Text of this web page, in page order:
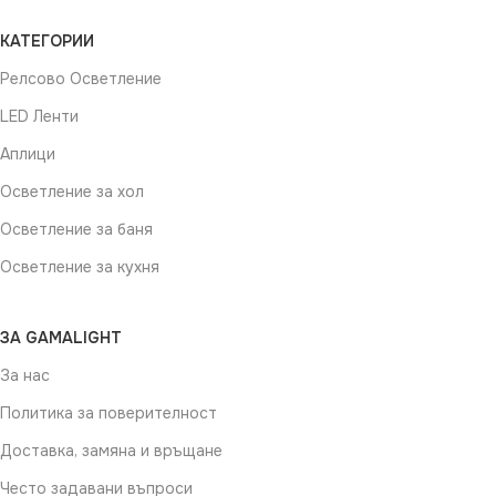
КАТЕГОРИИ
Релсово Осветление
LED Ленти
Аплици
Осветление за хол
Осветление за баня
Осветление за кухня
ЗА GAMALIGHT
За нас
Политика за поверителност
Доставка, замяна и връщане
Често задавани въпроси